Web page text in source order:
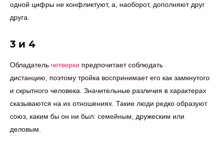
одной цифры не конфликтуют, а, наоборот, дополняют друг
друга.
3 и 4
Обладатель четверки предпочитает соблюдать
дистанцию, поэтому тройка воспринимает его как замкнутого
и скрытного человека. Значительные различия в характерах
сказываются на их отношениях. Такие люди редко образуют
союз, каким бы он ни был: семейным, дружеским или
деловым.